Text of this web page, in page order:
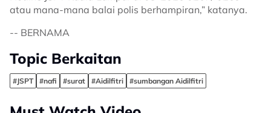
atau mana-mana balai polis berhampiran,” katanya.
-- BERNAMA
Topic Berkaitan
#JSPT #nafi #surat #Aidilfitri #sumbangan Aidilfitri